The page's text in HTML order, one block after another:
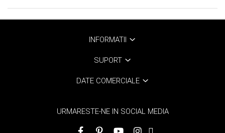
INFORMATII
SUPORT
DATE COMERCIALE
URMARESTE-NE IN SOCIAL MEDIA